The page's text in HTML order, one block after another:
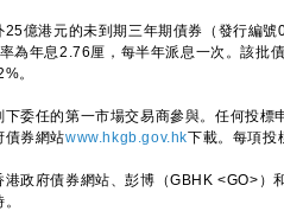
億港元的未到期三年期債券（發行編號
為年息2.76厘，每半年派息一次。該批
。
任的第一市場交易商參與。任何投標
債券網站www.hkgb.gov.hk下載。每項投
府債券網站、彭博（GBHK <GO>）